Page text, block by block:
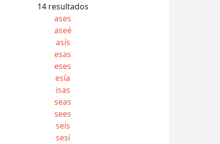
14 resultados
ases
aseé
asís
esas
eses
esía
isas
seas
sees
seis
sesí